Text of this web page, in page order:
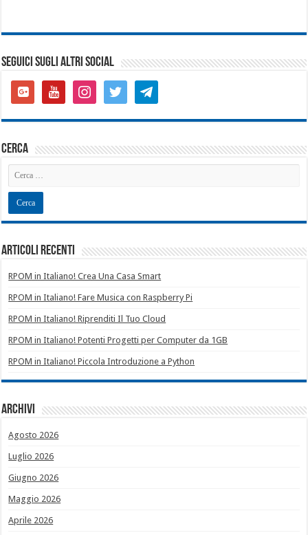
SEGUICI SUGLI ALTRI SOCIAL
google-
plus-
youtubeinstagramtwitter telegram
cerca
Articoli recenti
RPOM in Italiano! Crea Una Casa Smart
RPOM in Italiano! Fare Musica con Raspberry Pi
RPOM in Italiano! Riprenditi Il Tuo Cloud
RPOM in Italiano! Potenti Progetti per Computer da 1GB
RPOM in Italiano! Piccola Introduzione a Python
Archivi
Agosto 2026
Luglio 2026
Giugno 2026
Maggio 2026
Aprile 2026